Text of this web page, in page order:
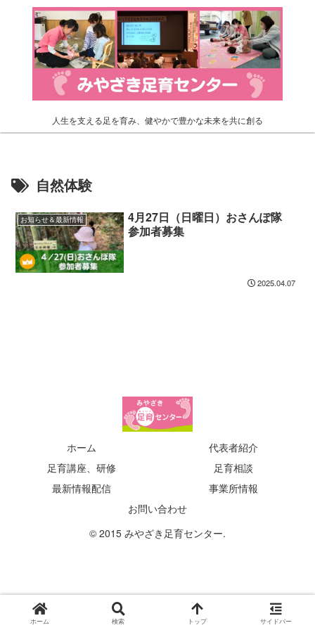
人生を支える足を育み、健やかで豊かな未来を共に創る
自然体験
お知らせ＆最新情報
4月27日（日曜日）おさんぽ隊
参加者募集
2025.04.07
ホーム
代表者紹介
足育講座、研修
足育相談
最新情報配信
事業所情報
お問い合わせ
© 2015 みやざき足育センター.
ホーム 検索 トップ サイドバー